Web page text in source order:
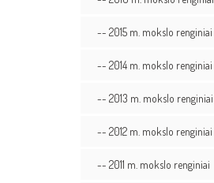
-- 2015 m. mokslo renginiai
-- 2014 m. mokslo renginiai
-- 2013 m. mokslo renginiai
-- 2012 m. mokslo renginiai
-- 2011 m. mokslo renginiai